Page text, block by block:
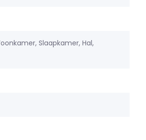
Slaapkamer, Hal,